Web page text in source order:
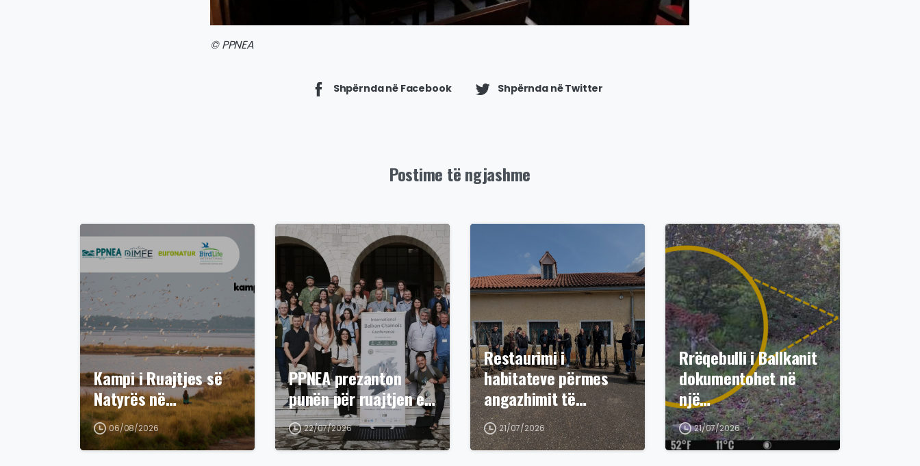
© PPNEA
Shpërnda në Facebook Shpërnda në Twitter
Postime të ngjashme
Kampi i Ruajtjes së
Natyrës në…
06/08/2026
PPNEA prezanton
punën për ruajtjen e…
22/07/2026
Restaurimi i
habitateve përmes
angazhimit të…
21/07/2026
Rrëqebulli i Ballkanit
dokumentohet në
një…
21/07/2026